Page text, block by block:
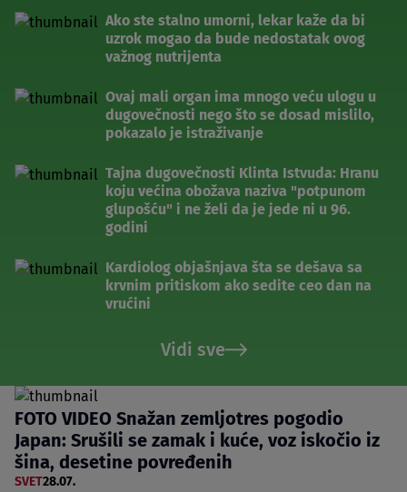
Ako ste stalno umorni, lekar kaže da bi
uzrok mogao da bude nedostatak ovog
važnog nutrijenta
Ovaj mali organ ima mnogo veću ulogu u
dugovečnosti nego što se dosad mislilo,
pokazalo je istraživanje
Tajna dugovečnosti Klinta Istvuda: Hranu
koju većina obožava naziva "potpunom
glupošću" i ne želi da je jede ni u 96.
godini
Kardiolog objašnjava šta se dešava sa
krvnim pritiskom ako sedite ceo dan na
vrućini
Vidi sve
FOTO VIDEO Snažan zemljotres pogodio
Japan: Srušili se zamak i kuće, voz iskočio iz
šina, desetine povređenih
SVET28.07.